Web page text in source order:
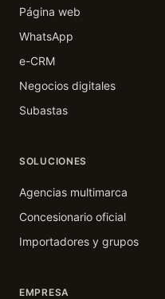
Página web
WhatsApp
e-CRM
Negocios digitales
Subastas
SOLUCIONES
Agencias multimarca
Concesionario oficial
Importadores y grupos
EMPRESA